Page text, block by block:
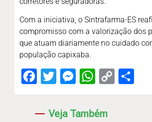
Com a iniciativa, o Sintrafarma-ES
compromisso com a valorização dos
que atuam diariamente no cuidado
população capixaba.
Facebook
Twitter
Messenger
Copy
Veja Também